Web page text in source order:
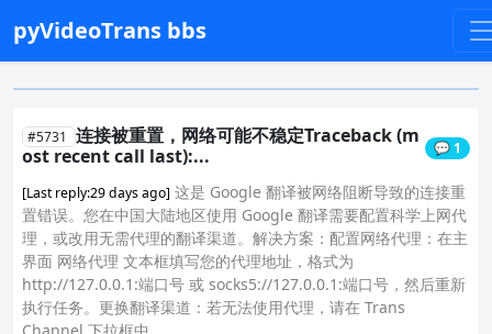
pyVideoTrans bbs
#5731 连接被重置，网络可能不稳定Traceback (m
ost recent call last):...
💬 1
[Last reply:29 days ago] 这是 Google 翻译被网络阻断导致的连接重
置错误。您在中国大陆地区使用 Google 翻译需要配置科学上网代
理，或改用无需代理的翻译渠道。解决方案：配置网络代理：在主
界面 网络代理 文本框填写您的代理地址，格式为
http://127.0.0.1:端口号 或 socks5://127.0.0.1:端口号，然后重新
执行任务。更换翻译渠道：若无法使用代理，请在 Trans